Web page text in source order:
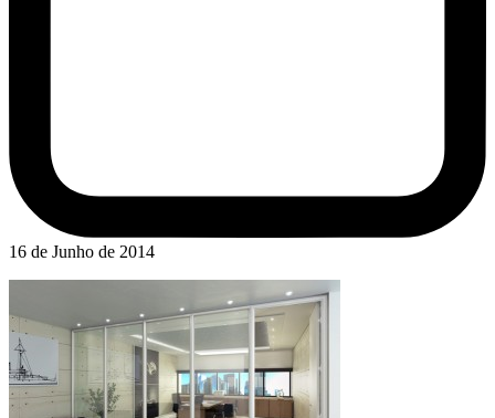
16 de Junho de 2014